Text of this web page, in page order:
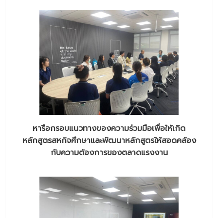
หารือกรอบแนวทางของความร่วมมือเพื่อให้เกิด
หลักสูตรสหกิจศึกษาและพัฒนาหลักสูตรให้สอดคล้อง
กับความต้องการของตลาดแรงงาน